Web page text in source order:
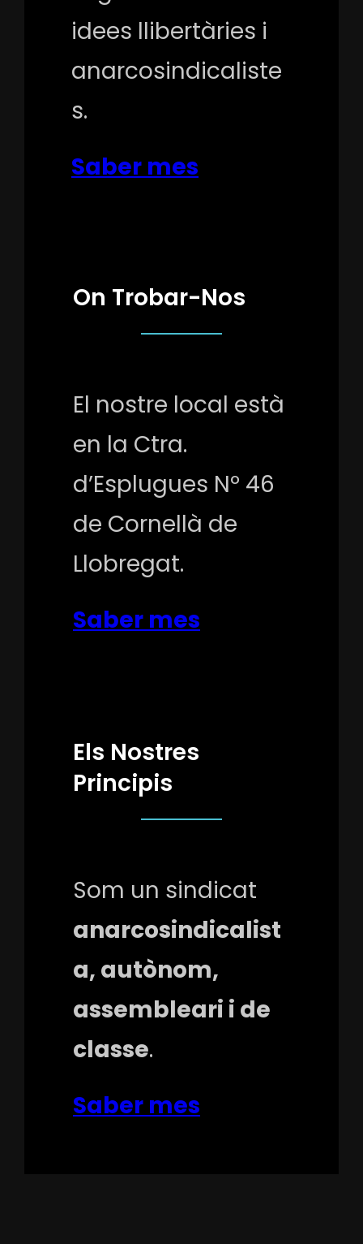
idees llibertàries i
anarcosindicaliste
s.
Saber mes
On Trobar-Nos
El nostre local està
en la Ctra.
d’Esplugues Nº 46
de Cornellà de
Llobregat.
Saber mes
Els Nostres
Principis
Som un sindicat
anarcosindicalist
a, autònom,
assembleari i de
classe.
Saber mes